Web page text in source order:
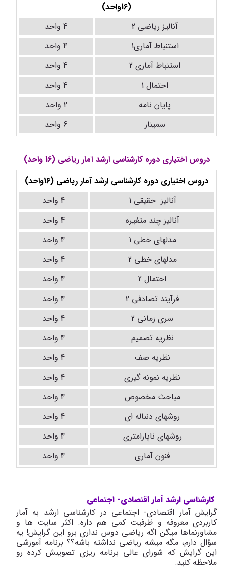
(16واحد)
آنالیز ریاضی 2
4 واحد
استنباط آماری1
4 واحد
استنباط آماری 2
4 واحد
احتمال 1
4 واحد
پایان نامه
2 واحد
سمینار
6 واحد
دروس اختیاری دوره کارشناسی ارشد آمار ریاضی (16 واحد)
دروس اختیاری دوره کارشناسی ارشد آمار ریاضی (16واحد)
آنالیز حقیقی 1
4 واحد
آنالیز چند متغیره
4 واحد
مدلهای خطی 1
4 واحد
مدلهای خطی 2
4 واحد
احتمال 2
4 واحد
فرآیند تصادفی 2
4 واحد
سری زمانی 2
4 واحد
نظریه تصمیم
4 واحد
نظریه صف
4 واحد
نظریه نمونه گیری
4 واحد
مباحث مخصوص
4 واحد
روشهای دنباله ای
4 واحد
روشهای ناپارامتری
4 واحد
فنون آماری
4 واحد
کارشناسی ارشد آمار اقتصادی- اجتماعی
گرایش آمار اقتصادی- اجتماعی در کارشناسی ارشد به آمار
کاربردی معروفه و ظرفیت کمی هم داره. اکثر سایت ها و
مشاورنماها میگن اگه ریاضی دوس نداری برو این گرایش! یه
سؤال دارم، مگه میشه ریاضی نداشته باشه؟؟ برنامه آموزشی
این گرایش که شورای عالی برنامه ریزی تصویبش کرده رو
ملاحظه کنید: